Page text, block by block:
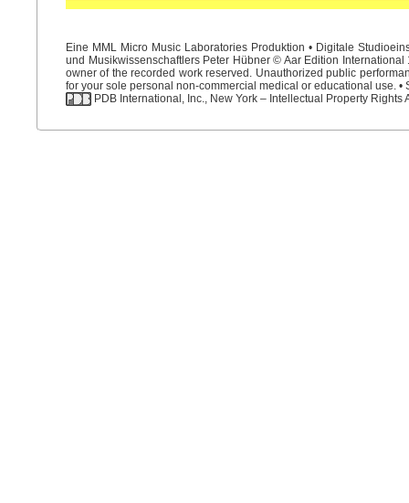
Eine MML Micro Music Laboratories Produktion • Digitale
und Musikwissenschaftlers Peter Hübner © Aar Edition
owner of the recorded work reserved. Unauthorized public
for your sole personal non-commercial medical or educational use.
PDB International, Inc., New York – Intellectual Property Rights